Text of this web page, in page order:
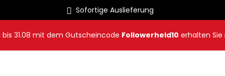
Sofortige Auslieferung
bis 31.08 mit dem Gutscheincode Followerheld10 erhalten Sie